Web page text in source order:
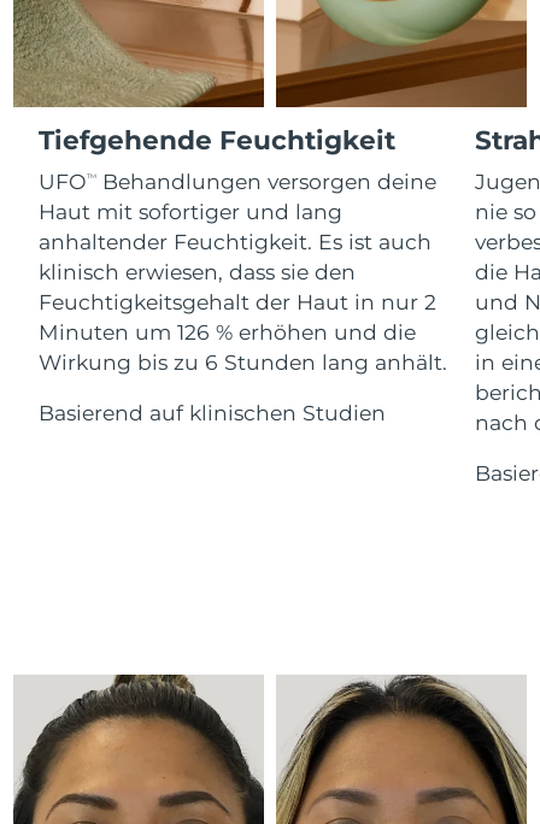
Tiefgehende Feuchtigkeit
UFOTM
Behandlungen versorgen deine
Haut mit sofortiger und lang
anhaltender Feuchtigkeit. Es ist auch
klinisch erwiesen, dass sie den
Feuchtigkeitsgehalt der Haut in nur 2
Minuten um 126 % erhöhen und die
Wirkung bis zu 6 Stunden lang anhält.
Basierend auf klinischen Studien
nie
die
und
in
nach
For healthy hair
Kosmetik Männer
Kaufe alles
FOREO APP
ÜBER
Isle of Man Erwartete Lieferung8/12/26
Israel Erwartete Lieferung8/14/26
Italien Erwartete Lieferung
Japan Erwartete Lieferung 8/13/26
Jersey Erwartete Lieferung 8/15/26
Kasachstan Erwartete Lieferung 8/12/26
8/10/26
Sonderverwaltungsregion
Macau
Erwartete Lieferung8/12/26
Malaysia Erwartete Lieferung 8/13/26
Malta Erwartete Lieferung8/10/26